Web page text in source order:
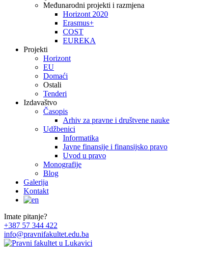
Međunarodni projekti i razmjena
Horizont 2020
Erasmus+
COST
EUREKA
Projekti
Horizont
EU
Domaći
Ostali
Tenderi
Izdavaštvo
Časopis
Arhiv za pravne i društvene nauke
Udžbenici
Informatika
Javne finansije i finansijsko pravo
Uvod u pravo
Monografije
Blog
Galerija
Kontakt
Imate pitanje?
+387 57 344 422
info@pravnifakultet.edu.ba